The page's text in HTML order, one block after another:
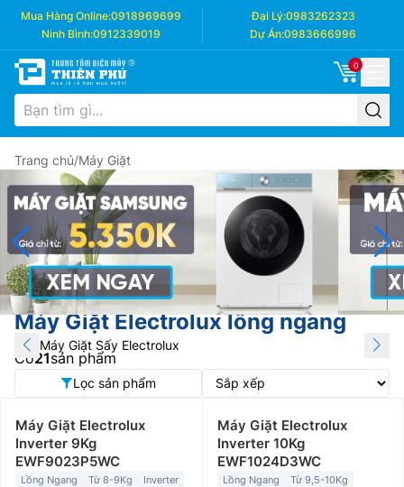
Mua Hàng Online:0918969699 Đại Lý:0983262323
Ninh Bình:0912339019 Dự Án:0983666996
0
Trang chủ/Máy Giặt
Máy Giặt Electrolux lồng ngang
Máy Giặt Sấy Electrolux
Có21sản phẩm
Lọc sản phẩm
Máy Giặt Electrolux
Inverter 9Kg
EWF9023P5WC
Lồng Ngang Từ 8-9Kg Inverter
Máy Giặt Electrolux
Inverter 10Kg
EWF1024D3WC
Lồng Ngang
Từ 9,5-10Kg